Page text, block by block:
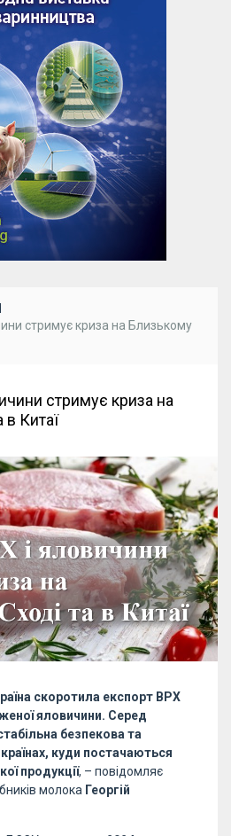
стримує криза на Близькому
стримує криза на
в Китаї
скоротила експорт ВРХ
яловичини. Серед
безпекова та
куди постачаються
продукції, – повідомляє
молока Георгій